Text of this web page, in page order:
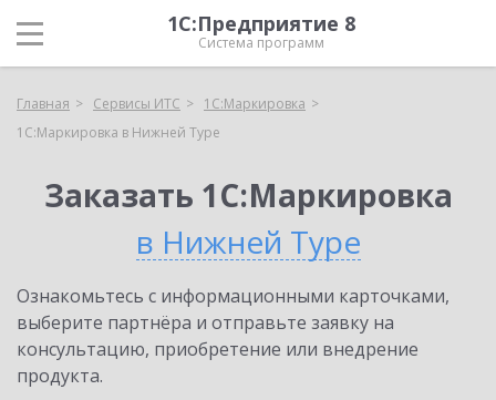
1С:Предприятие 8
Система программ
Главная Сервисы ИТС
1С:Маркировка
1С:Маркировка в Нижней Туре
Заказать 1С:Маркировка
в Нижней Туре
Ознакомьтесь с информационными карточками,
выберите партнёра и отправьте заявку на
консультацию, приобретение или внедрение
продукта.